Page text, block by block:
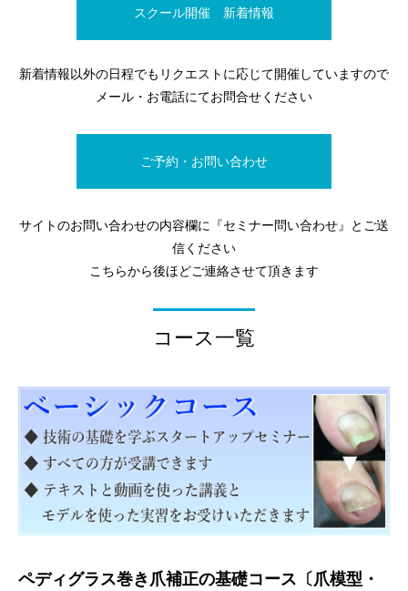
スクール開催 新着情報
新着情報以外の日程でもリクエストに応じて開催していますので
メール・お電話にてお問合せください
ご予約・お問い合わせ
サイトのお問い合わせの内容欄に『セミナー問い合わせ』とご送
信ください
こちらから後ほどご連絡させて頂きます
コース一覧
ペディグラス巻き爪補正の基礎コース〔爪模型・